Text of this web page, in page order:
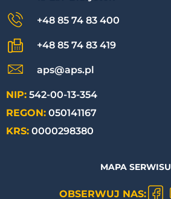
+48 85 74 83 400
+48 85 74 83 419
aps@aps.pl
NIP: 542-00-13-354
REGON: 050141167
KRS: 0000298380
MAPA SERWISU
OBSERWUJ NAS: